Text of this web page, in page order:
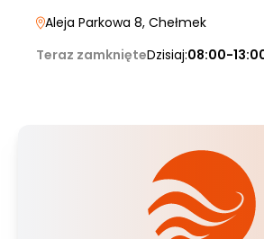
Aleja Parkowa 8, Chełmek
Teraz zamknięteDzisiaj:08:00-